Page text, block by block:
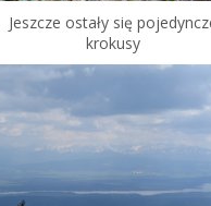
Jeszcze ostały się
krokusy